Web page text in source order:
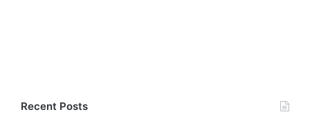
Recent Posts